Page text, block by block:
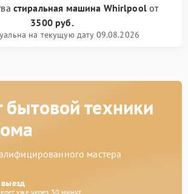
стиральная машина Whirlpoolот
3500 руб.
на текущую дату 09.08.2026
бытовой техники
мастера
уже через 30 минут